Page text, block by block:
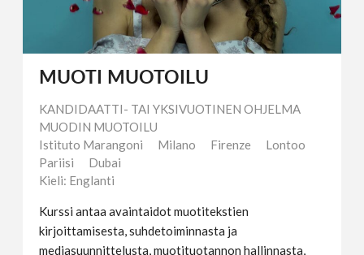
MUOTI MUOTOILU
KANDIDAATTI- TAI YKSIVUOTINEN OHJELMA
MUODIN MUOTOILU
Istituto Marangoni
Milano Firenze
Lontoo
Pariisi
Dubai
Kieli: Englanti
Kurssi antaa avaintaidot muotitekstien
kirjoittamisesta, suhdetoiminnasta ja
mediasuunnittelusta, muotituotannon hallinnasta,